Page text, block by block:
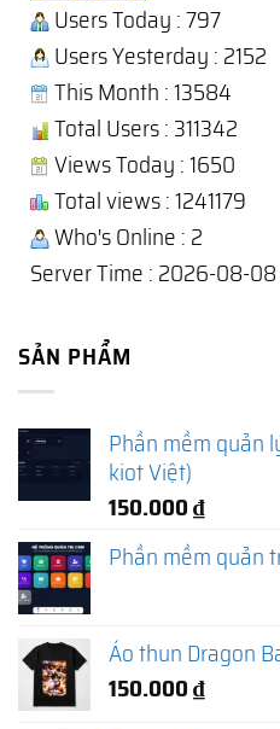
Users Today : 797
Users Yesterday : 2152
This Month : 13584
Total Users : 311342
Views Today : 1650
Total views : 1241179
Who's Online : 2
Server Time : 2026-08-08
SẢN PHẨM
Phần mềm quản
kiot Việt)
150.000₫
Phần mềm quản
Áo thun Dragon
150.000₫